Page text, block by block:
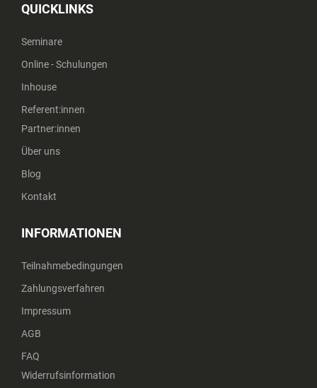
QUICKLINKS
Seminare
Online - Schulungen
Inhouse
Referent:innen
Partner:innen
Über uns
Blog
Kontakt
INFORMATIONEN
Teilnahmebedingungen
Zahlungsverfahren
Impressum
AGB
FAQ
Widerrufsinformation